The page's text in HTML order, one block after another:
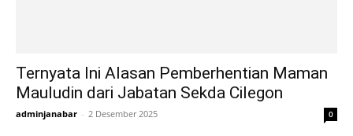
Ternyata Ini Alasan Pemberhentian Maman
Mauludin dari Jabatan Sekda Cilegon
adminjanabar - 2 Desember 2025 0